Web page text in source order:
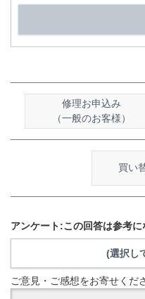
修理お申込み
（一般のお客様）
買い
アンケート:この回答は参考に
(選択し
ご意見・ご感想をお寄せくだ